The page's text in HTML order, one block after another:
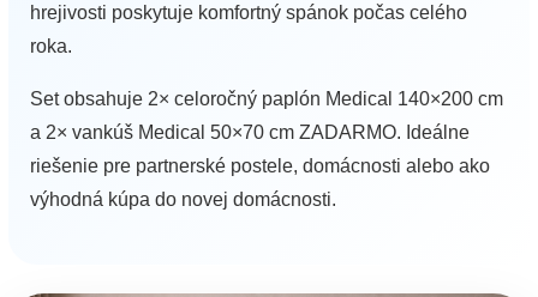
hrejivosti poskytuje komfortný spánok počas celého
roka.
Set obsahuje 2× celoročný paplón Medical 140×200 cm
a 2× vankúš Medical 50×70 cm ZADARMO. Ideálne
riešenie pre partnerské postele, domácnosti alebo ako
výhodná kúpa do novej domácnosti.